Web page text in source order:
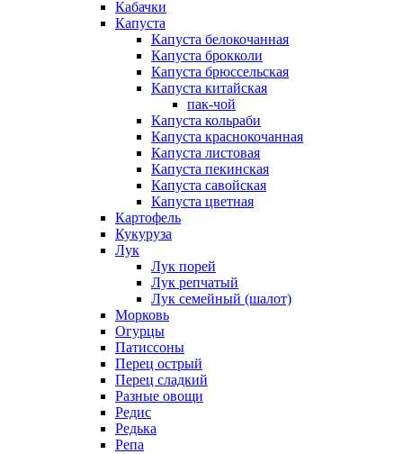
Кабачки
Капуста
Капуста белокочанная
Капуста брокколи
Капуста брюссельская
Капуста китайская
пак-чой
Капуста кольраби
Капуста краснокочанная
Капуста листовая
Капуста пекинская
Капуста савойская
Капуста цветная
Картофель
Кукуруза
Лук
Лук порей
Лук репчатый
Лук семейный (шалот)
Морковь
Огурцы
Патиссоны
Перец острый
Перец сладкий
Разные овощи
Редис
Редька
Репа